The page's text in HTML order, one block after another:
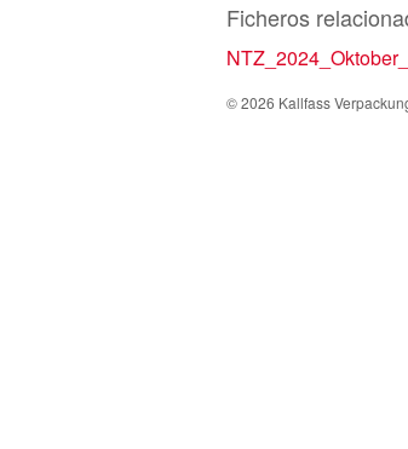
Ficheros
© 2026 Kallfass